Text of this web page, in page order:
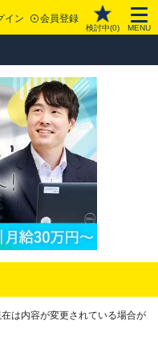
イン 会員登録
検討中(0) MENU
は内容が変更されている場合が